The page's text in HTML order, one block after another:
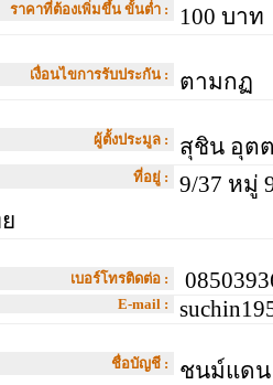
ราคาที่ต้องเพิ่มขึ้น ขั้นต่ำ : 100 บาท
เงื่อนไขการรับประกัน : ตามกฏ
ผู้ตั้งประมูล : สุชิน อุต
ที่อยู่ :
9/37 หมู่
เบอร์โทรติดต่อ :
E-mail :
ชื่อบัญชี : ชนม์แด